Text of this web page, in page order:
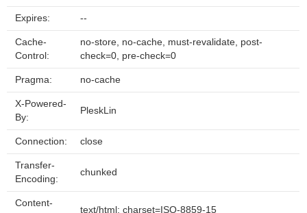
Expires: --
Cache-
Control:
no-store, no-cache, must-revalidate, post-
check=0, pre-check=0
Pragma: no-cache
X-Powered-
By:
PleskLin
Connection: close
Transfer-
Encoding:
chunked
Content-
text/html; charset=ISO-8859-15